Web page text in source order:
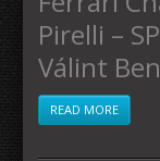
Pirelli –
Válint
READ MORE